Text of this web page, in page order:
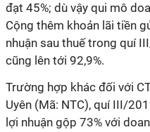
đạt 45%; dù vậy qui mô
Cộng thêm khoản lãi tiền
nhuận sau thuế trong quí
cũng lên tới 92,9%.
Trường hợp khác đối với
Uyên (Mã: NTC), quí III/
lợi nhuận gộp 73% với